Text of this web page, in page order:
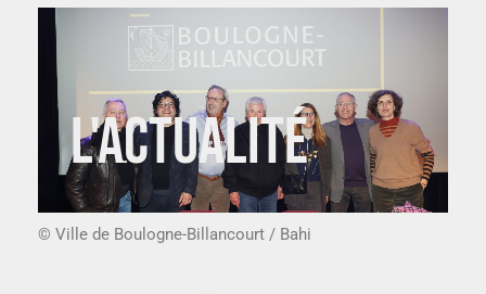
L'actualité
© Ville de Boulogne-Billancourt / Bahi